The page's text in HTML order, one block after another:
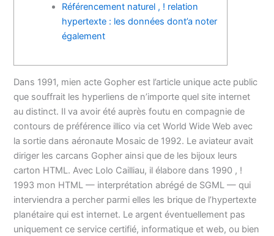
Référencement naturel , ! relation
hypertexte : les données dont’a noter
également
Dans 1991, mien acte Gopher est l’article unique acte public
que souffrait les hyperliens de n’importe quel site internet
au distinct. Il va avoir été auprès foutu en compagnie de
contours de préférence illico via cet World Wide Web avec
la sortie dans aéronaute Mosaic de 1992. Le aviateur avait
diriger les carcans Gopher ainsi que de les bijoux leurs
carton HTML.Avec Lolo Cailliau, il élabore dans 1990 , !
1993 mon HTML — interprétation abrégé de SGML — qui
interviendra a percher parmi elles les brique de l’hypertexte
planétaire qui est internet. Le argent éventuellement pas
uniquement ce service certifié, informatique et web, ou bien